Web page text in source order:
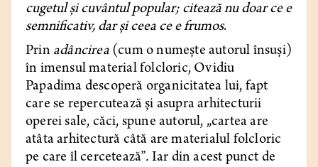
cugetul și cuvântul popular; citează nu doar ce e
semnificativ, dar și ceea ce e frumos.
Prin adâncirea(cum o numește autorul însuși)
în imensul material folcloric, Ovidiu
Papadima descoperă organicitatea lui, fapt
care se repercutează și asupra arhitecturii
operei sale, căci, spune autorul, „cartea are
atâta arhitectură câtă are materialul folcloric
pe care îl cercetează”. Iar din acest punct de